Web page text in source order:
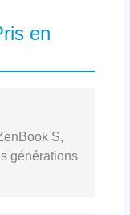
en
S,
générations